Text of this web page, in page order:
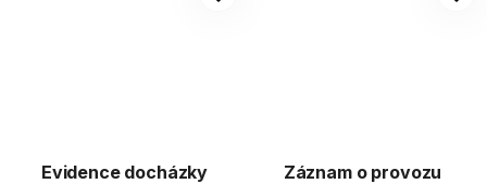
Evidence docházky
Záznam o provozu